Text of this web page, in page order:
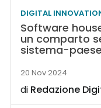
DIGITAL
Software
un comparto
sistema-paese
20 Nov 2024
di Redazione